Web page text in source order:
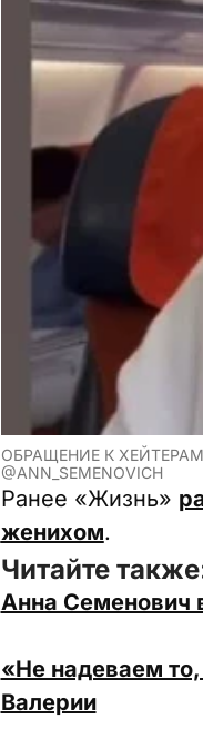
ОБРАЩЕНИЕ К
@ANN_SEMENOVICH
Ранее «Жизнь»
женихом.
Читайте
Анна Семенович
«Не надеваем
Валерии